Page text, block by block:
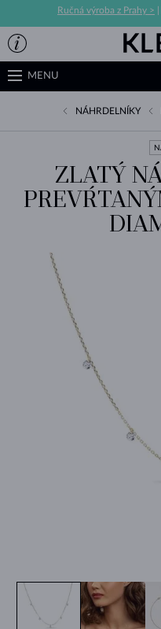
Ručná výroba z Prahy >
MENU
NÁHRDELNÍKY
ZLATÝ